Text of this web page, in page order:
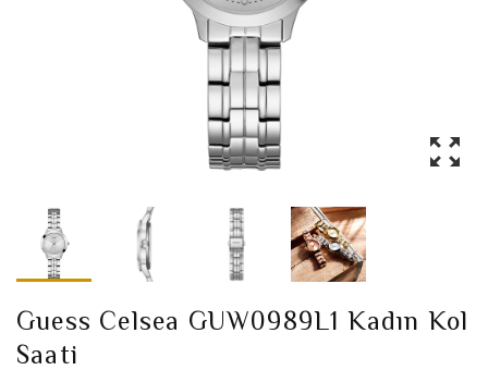
Guess Celsea GUW0989L1 Kadın Kol
Saati